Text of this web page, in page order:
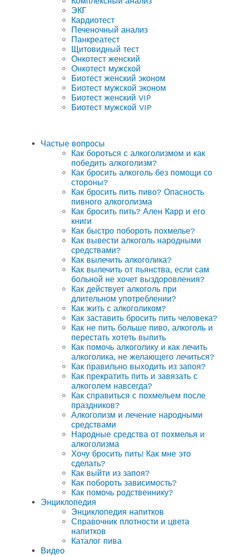
ЭКГ
Кардиотест
Печеночный анализ
Панкреатест
Щитовидный тест
Онкотест женский
Онкотест мужской
Биотест женский эконом
Биотест мужской эконом
Биотест женский VIP
Биотест мужской VIP
Частые вопросы
Как бороться с алкоголизмом и как
победить алкоголизм?
Как бросить алкоголь без помощи со
стороны?
Как бросить пить пиво? Опасность
пивного алкоголизма
Как бросить пить? Ален Карр и его
книги
Как быстро побороть похмелье?
Как вывести алкоголь народными
средствами?
Как вылечить алкоголика?
Как вылечить от пьянства, если сам
больной не хочет выздоровления?
Как действует алкоголь при
длительном употреблении?
Как жить с алкоголиком?
Как заставить бросить пить человека?
Как не пить больше пиво, алкоголь и
перестать хотеть выпить
Как помочь алкоголику и как лечить
алкоголика, не желающего лечиться?
Как правильно выходить из запоя?
Как прекратить пить и завязать с
алкоголем навсегда?
Как справиться с похмельем после
праздников?
Алкоголизм и лечение народными
средствами
Народные средства от похмелья и
алкоголизма
Хочу бросить пить! Как мне это
сделать?
Как выйти из запоя?
Как побороть зависимость?
Как помочь родственнику?
Энциклопедия
Энциклопедия напитков
Справочник плотности и цвета
напитков
Каталог пива
Видео